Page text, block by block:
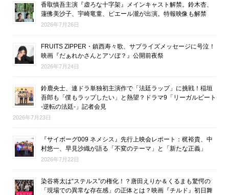
香取慎吾主演『虚ろな十字架』メインキャスト解禁。鈴木杏、
蓮佛美沙子、宇崎竜童、ピエール瀧が出演。特報映像も解禁
2026年7月26日
FRUITS ZIPPER・鎮西寿々歌、サプライズメッセージに号泣！
映画『だぁれかさんとアソぼ？』公開前夜祭
2026年7月24日
鈴鹿央士、連ドラ単独初主演作で「法廷ラップ」に挑戦！稲垣
吾郎も「僕もラップしたい」と熱望？ドラマ9「リーガルビート
-逆転の法廷-」記者会見
2026年7月23日
『サイボーグ009 ネメシス』先行上映会レポート：梶裕貴、中
村悠一、早見沙織が語る「不変のテーマ」と「新たな正義」
2026年7月22日
染谷将太は“ステルス”の権化！？唐田えりか＆くるまも驚愕の
「現場での異常な存在感」の正体とは？映画『チルド』初日舞